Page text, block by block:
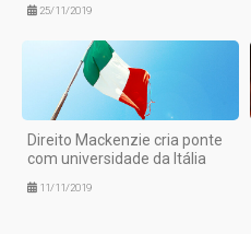
25/11/2019
Direito Mackenzie cria ponte
com universidade da Itália
11/11/2019